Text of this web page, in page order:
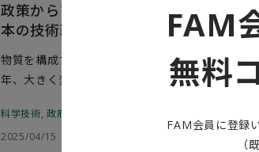
政策からひも解く量子技術の今後 シ
本の技術政策～
科学技術,政府・公共
2025/04/15
物質を構成する原子や電子など「量子」の特性
年、大きく変化した。研究開発の飛躍的な進展
学技術・イノベーション基本計画」で、量子技
けた。基礎的な研究開発から社会実装までを一
FAM
無料
FAM会員に登録
（